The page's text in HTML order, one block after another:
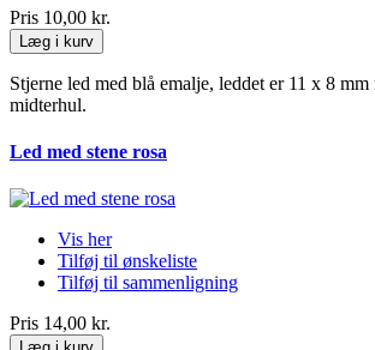
Pris 10,00 kr.
Læg i kurv
Stjerne led med blå emalje, leddet er 11 x 8
midterhul.
Led med stene rosa
Vis her
Tilføj til ønskeliste
Tilføj til sammenligning
Pris 14,00 kr.